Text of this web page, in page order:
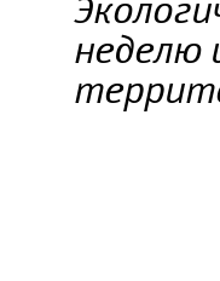
неделю